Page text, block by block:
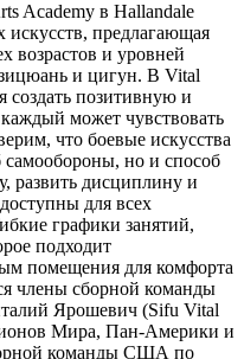
Academy в Hallandale
предлагающая
возрастов и уровней
и цигун. В Vital
создать позитивную и
может чувствовать
что боевые искусства
но и способ
развить дисциплину и
для всех
графики занятий,
подходит
помещения для комфорта
члены сборной команды
Ярошевич (Sifu Vital
Мира, Пан-Америки и
команды США по